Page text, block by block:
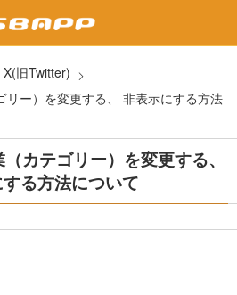
X(旧Twitter)
リー）を変更する、 非表示にする方法
カテゴリー）を変更する、
る方法について